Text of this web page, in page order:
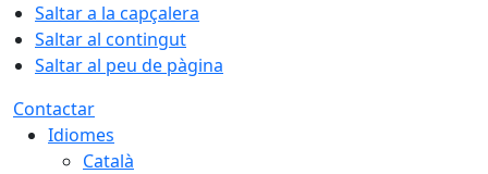
Saltar a la capçalera
Saltar al contingut
Saltar al peu de pàgina
Contactar
Idiomes
Català